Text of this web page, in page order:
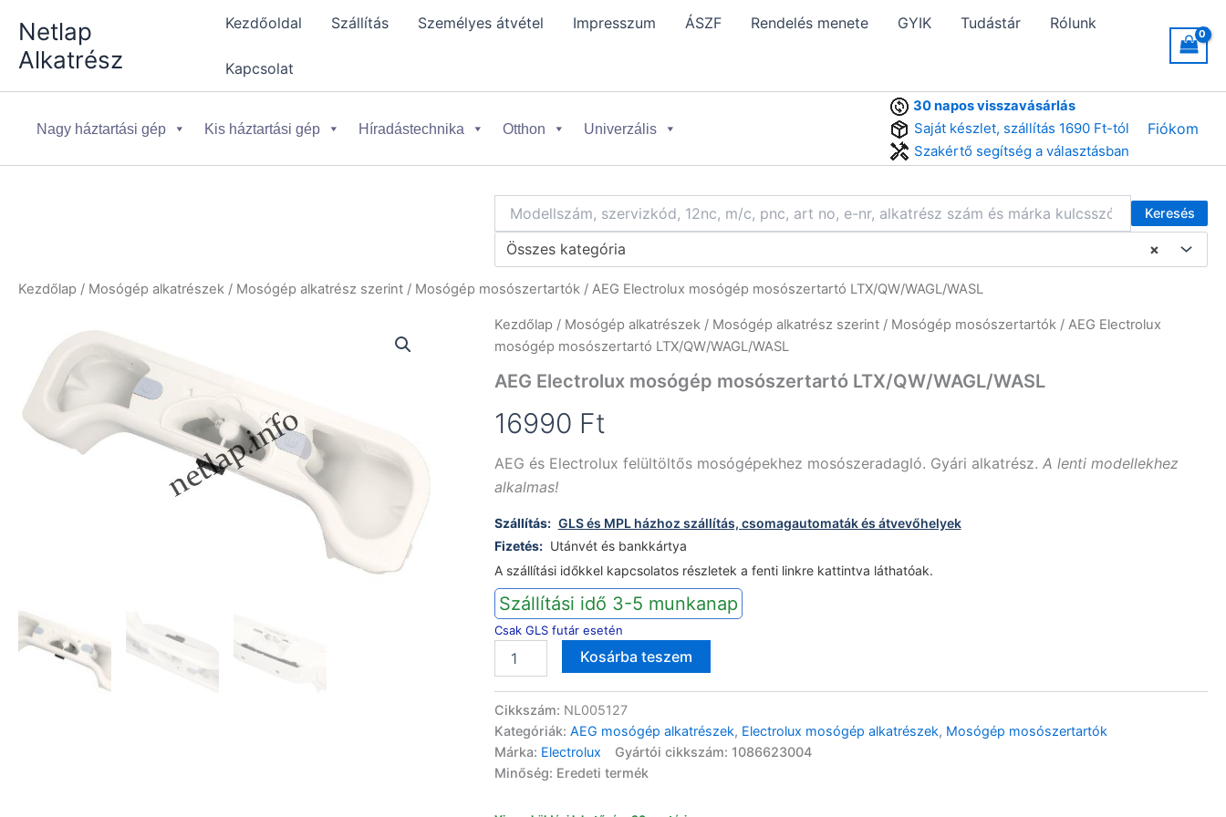
content
Netlap
Alkatrész
Kezdőoldal Szállítás Személyes átvétel Impresszum ÁSZF Rendelés menete GYIK Tudástár Rólunk
Kapcsolat
Nagy háztartási gép Kis háztartási gép Híradástechnika Otthon Univerzális
30 napos visszavásárlás
Saját készlet, szállítás 1690 Ft-tól
Szakértő segítség a választásban
Fiókom
Keresés
×
Összes kategória
Kezdőlap / Mosógép alkatrészek / Mosógép alkatrész szerint / Mosógép mosószertartók / AEG Electrolux mosógép mosószertartó LTX/QW/WAGL/WASL
Kezdőlap / Mosógép alkatrészek/ Mosógép alkatrész szerint/ Mosógép mosószertartók/ AEG Electrolux
mosógép mosószertartó LTX/QW/WAGL/WASL
AEG Electrolux mosógép mosószertartó LTX/QW/WAGL/WASL
16990 Ft
AEG és Electrolux felültöltős mosógépekhez mosószeradagló. Gyári alkatrész. A lenti modellekhez
alkalmas!
Szállítás: GLS és MPL házhoz szállítás, csomagautomaták és átvevőhelyek
Fizetés: Utánvét és bankkártya
A szállítási időkkel kapcsolatos részletek a fenti linkre kattintva láthatóak.
Szállítási idő 3-5 munkanap
Csak GLS futár esetén
Electrolux
mosószertartó
LTX/QW/WAGL/WASL
mennyiség
Kosárba teszem
Cikkszám: NL005127
Kategóriák: AEG mosógép alkatrészek, Electrolux mosógép alkatrészek, Mosógép mosószertartók
Márka: Electrolux
Gyártói cikkszám: 1086623004
Minőség: Eredeti termék